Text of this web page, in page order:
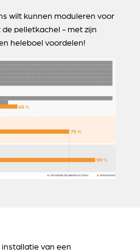
wilt kunnen moduleren voor
pelletkachel - met zijn
heleboel voordelen!
installatie van een